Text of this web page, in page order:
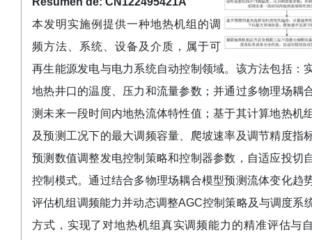
本发明实施例提供一种地热机组的调
频方法、系统、设备及介质，属于可
再生能源发电与电力系统自动控制领域。该方法包括：
地热井口的温度、压力和流量参数；并通过多物理场耦
测未来一段时间内地热流体特性值；基于其计算地热机
及预测工况下的最大调频容量、爬坡速率及调节精度指
预测数值调整发电控制策略和控制器参数，自适应投切
控制模式。通过结合多物理场耦合模型预测流体变化趋
评估机组调频能力并动态调整AGC控制策略及与调度系
方式，实现了对地热机组真实调频能力的精准评估与